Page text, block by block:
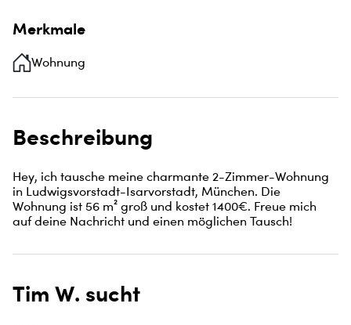
Merkmale
Wohnung
Beschreibung
Hey, ich tausche meine charmante 2-Zimmer-Wohnung
in Ludwigsvorstadt-Isarvorstadt, München. Die
Wohnung ist 56 m² groß und kostet 1400€. Freue mich
auf deine Nachricht und einen möglichen Tausch!
Tim W. sucht